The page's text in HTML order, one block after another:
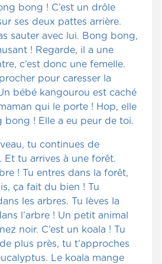
bong ! C’est un drôle
ses deux pattes arrière.
sauter avec lui. Bong bong,
! Regarde, il a une
c’est donc une femelle.
pour caresser la
bébé kangourou est caché
qui le porte ! Hop, elle
bong ! Elle a eu peur de toi.
tu continues de
Et tu arrives à une forêt.
! Tu entres dans la forêt,
ça fait du bien ! Tu
les arbres. Tu lèves la
l’arbre ! Un petit animal
noir. C’est un koala ! Tu
plus près, tu t’approches
Le koala mange